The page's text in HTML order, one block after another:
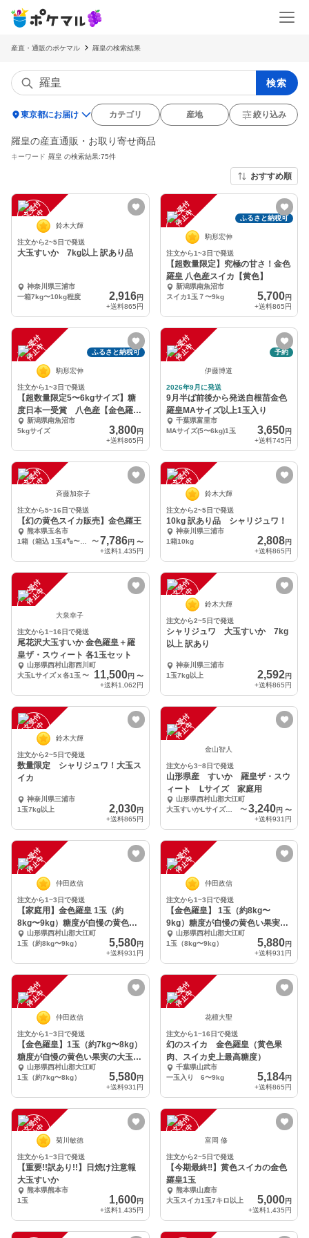
産直・通販のポケマル 羅皇の検索結果
検索
location_on東京都にお届け カテゴリ 産地 絞り込み
羅皇の産直通販・お取り寄せ商品
キーワード 羅皇 の検索結果:75件
おすすめ順
注
文
受
付
停
止
中 鈴木大輝
注文から2~5日で発送
大玉すいか 7kg以上 訳あり品
神奈川県三浦市
一箱7kg〜10kg程度
2,916円
+送料865円
注
文
受
付
停
止
中 ふるさと納税可
駒形宏伸
注文から1~3日で発送
【超数量限定】究極の甘さ！金色
羅皇 八色産スイカ【黄色】
新潟県南魚沼市
スイカ1玉７〜9kg
5,700円
+送料865円
注
文
受
付
停
止
中 ふるさと納税可
駒形宏伸
注文から1~3日で発送
【超数量限定5〜6kgサイズ】糖
度日本一受賞 八色産【金色羅
皇】スイカ
新潟県南魚沼市
5kgサイズ
3,800円
+送料865円
注
文
受
付
停
止
中 予約
伊藤博道
2026年9月に発送
9月半ば前後から発送自根苗金色
羅皇MAサイズ以上1玉入り
千葉県富里市
MAサイズ(5〜6kg)1玉
3,650円
+送料745円
注
文
受
付
停
止
中 斉藤加奈子
注文から5~16日で発送
【幻の黄色スイカ販売】金色羅王
熊本県玉名市
〜 7,786円 〜
+送料1,435円
注
文
受
付
停
止
中 鈴木大輝
注文から2~5日で発送
10kg 訳あり品 シャリジュワ！
神奈川県三浦市
1箱10kg
2,808円
+送料865円
注
文
受
付
停
止
中
大泉幸子
注文から1~16日で発送
尾花沢大玉すいか 金色羅皇＋羅
皇ザ・スウィート 各1玉セット
山形県西村山郡西川町
大玉Lサイズⅹ各1玉 〜 11,500円 〜
+送料1,062円
注
文
受
付
停
止
中 鈴木大輝
注文から2~5日で発送
シャリジュワ 大玉すいか 7kg
以上 訳あり
神奈川県三浦市
1玉7kg以上
2,592円
+送料865円
注
文
受
付
停
止
中 鈴木大輝
注文から2~5日で発送
数量限定 シャリジュワ！大玉ス
イカ
神奈川県三浦市
1玉7kg以上
2,030円
+送料865円
注
文
受
付
停
止
中
金山智人
注文から3~8日で発送
山形県産 すいか 羅皇ザ・スウ
ィート Lサイズ 家庭用
山形県西村山郡大江町
大玉すいかLサイズ 1玉
〜3,240円 〜
+送料931円
注
文
受
付
停
止
中
仲田政信
注文から1~3日で発送
【家庭用】金色羅皇 1玉（約
8kg〜9kg）糖度が自慢の黄色い
果実の大玉西瓜
山形県西村山郡大江町
1玉（約8kg〜9kg）
5,580円
+送料931円
注
文
受
付
停
止
中
仲田政信
注文から1~3日で発送
【金色羅皇】 1玉（約8kg〜
9kg）糖度が自慢の黄色い果実の
大玉西瓜
山形県西村山郡大江町
1玉（8kg〜9kg）
5,880円
+送料931円
注
文
受
付
停
止
中
仲田政信
注文から1~3日で発送
【金色羅皇】1玉（約7kg〜8kg）
糖度が自慢の黄色い果実の大玉西
瓜 山形県西村山郡大江町
1玉（約7kg〜8kg）
5,580円
+送料931円
注
文
受
付
停
止
中
花檀大聖
注文から1~16日で発送
幻のスイカ 金色羅皇（黄色果
肉、スイカ史上最高糖度）
千葉県山武市
一玉入り 6〜9kg
5,184円
+送料865円
注
文
受
付
停
止
中 菊川敏徳
注文から1~3日で発送
【重要!!訳あり!!】日焼け注意報
大玉すいか
熊本県熊本市
1玉
1,600円
+送料1,435円
注
文
受
付
停
止
中 富岡 修
注文から2~5日で発送
【今期最終‼︎】黄色スイカの金色
羅皇1玉
熊本県山鹿市
大玉スイカ1玉7キロ以上
5,000円
+送料1,435円